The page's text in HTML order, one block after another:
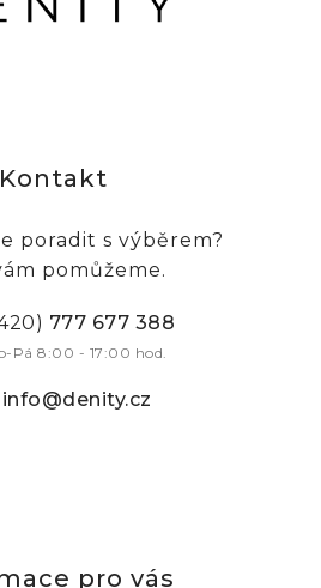
Kontakt
poradit s výběrem?
pomůžeme.
777 677 388
Pá 8:00 - 17:00 hod.
info@denity.cz
pro vás